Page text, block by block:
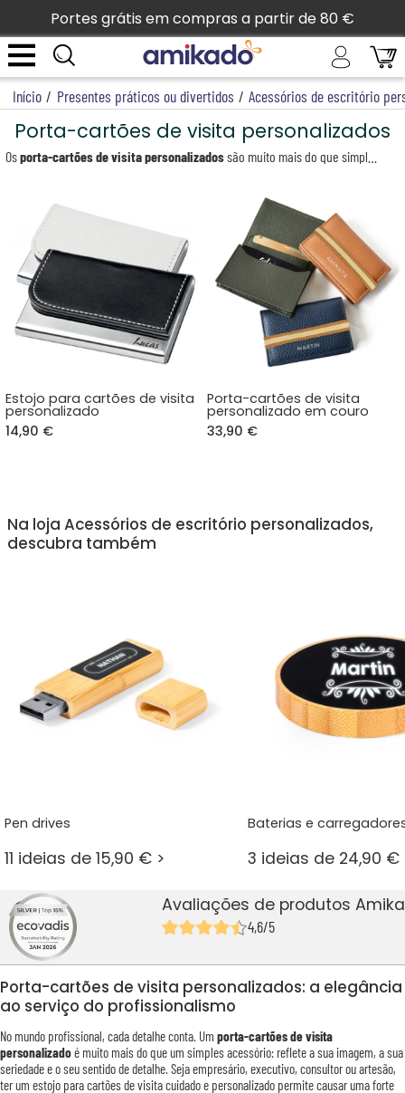
Portes grátis em compras a partir de 80 €
Início / Presentes práticos ou divertidos / Acessórios de escritório
Porta-cartões de visita personalizados
Osporta-cartões de visita personalizadossão muito mais do que simples suportes: são acessórios elegantes e profissionais que refletem a sua imagem. Num mundo em que cada detalhe conta, um estojo para cartões de visita gravado acrescenta um toque de distinção às suas interações profissionais. Seja empresário, comercial ou independente, permite-lhe apresentar os seus cartões com estilo e organização. A nossa coleção propõe modelos refinados e variados: porta-cartões em couro, caixas em metal prateado ou ainda caixas em madeira. Graças às técnicas de gravação a laser ou de marcação a quente (para o couro), cada modelo torna-se único, personalizado com um nome, iniciais ou logótipo.
Estojo para cartões de visita
personalizado
14,90 €
Porta-cartões de visita
personalizado em couro
33,90 €
Na loja Acessórios de escritório personalizados,
descubra também
Pen drives
11 ideias de 15,90 € >
Baterias e
3 ideias de 24,90 €
Avaliações de produtos
4,6/5
Porta-cartões de visita personalizados: a elegância
ao serviço do profissionalismo
No mundo profissional, cada detalhe conta. Um porta-cartões de visita
personalizadoé muito mais do que um simples acessório: reflete a sua imagem, a sua
seriedade e o seu sentido de detalhe. Seja empresário, executivo, consultor ou artesão,
ter um estojo para cartões de visita cuidado e personalizado permite causar uma forte